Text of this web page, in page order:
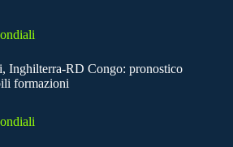
Inghilterra-RD Congo: pronostico
formazioni